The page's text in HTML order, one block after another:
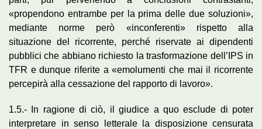
«propendono entrambe per la prima delle due soluzioni»,
mediante norme però «inconferenti» rispetto alla
situazione del ricorrente, perché riservate ai dipendenti
pubblici che abbiano richiesto la trasformazione dell’IPS in
TFR e dunque riferite a «emolumenti che mai il ricorrente
percepirà alla cessazione del rapporto di lavoro».
1.5.- In ragione di ciò, il giudice a quo esclude di poter
interpretare in senso letterale la disposizione censurata